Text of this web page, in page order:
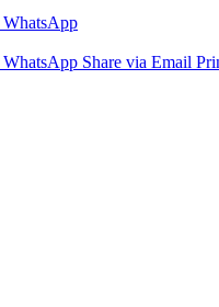
WhatsApp
WhatsApp Share via Email